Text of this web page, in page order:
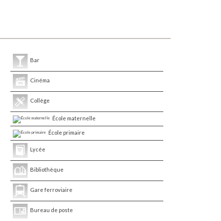
Bar
Cinéma
Collège
École maternelle
École primaire
Lycée
Bibliothèque
Gare ferroviaire
Bureau de poste